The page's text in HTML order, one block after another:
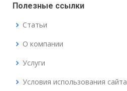
Полезные ссылки
Статьи
О компании
Услуги
Условия использования сайта